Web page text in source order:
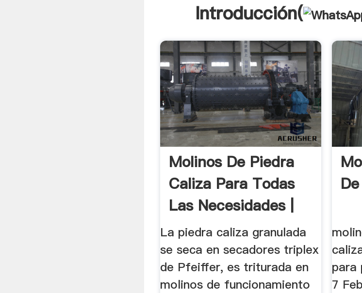
Introducción(
Molinos De Piedra
Caliza Para Todas
Las Necesidades |
Gebr ...
La piedra caliza granulada
se seca en secadores triplex
de Pfeiffer, es triturada en
molinos de funcionamiento
para
7